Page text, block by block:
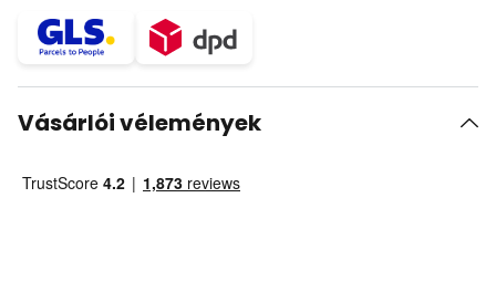
Vásárlói vélemények